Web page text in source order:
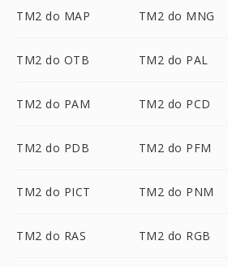
TM2 do MAP TM2 do MNG
TM2 do OTB TM2 do PAL
TM2 do PAM TM2 do PCD
TM2 do PDB TM2 do PFM
TM2 do PICT TM2 do PNM
TM2 do RAS TM2 do RGB